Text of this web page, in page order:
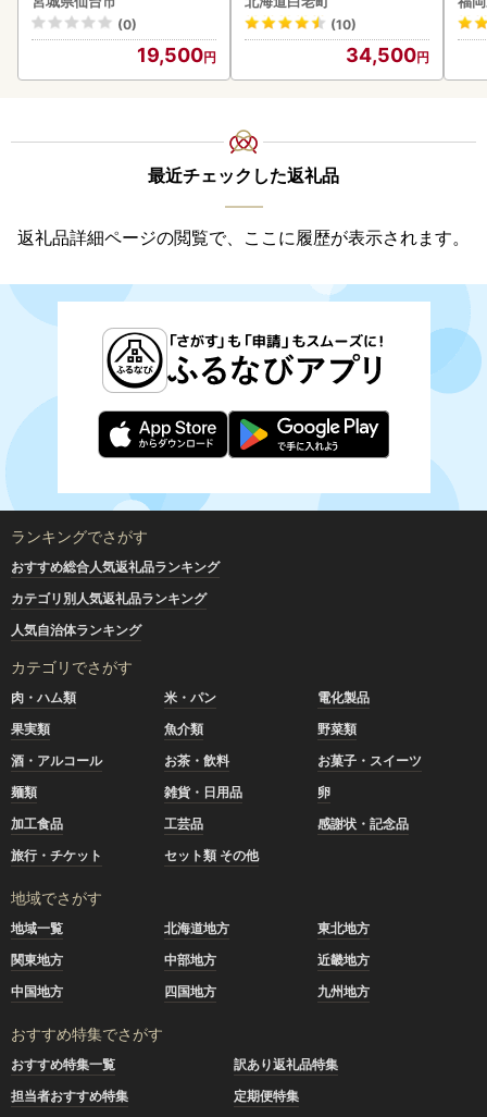
(0)
19,500
0
(10)
34,500
最近チェックした返礼品
返礼品詳細ページの閲覧で、ここに履歴が表示されます。
ランキングでさがす
おすすめ総合人気返礼品ランキング
カテゴリ別人気返礼品ランキング
人気自治体ランキング
カテゴリでさがす
肉・ハム類 米・パン
電化製品
果実類
魚介類
野菜類
酒・アルコール
お茶・飲料
お菓子・スイーツ
麺類
雑貨・日用品
卵
加工食品
工芸品
感謝状・記念品
旅行・チケット
セット類 その他
地域でさがす
地域一覧 北海道地方
東北地方
関東地方
中部地方
近畿地方
中国地方
四国地方 九州地方
おすすめ特集でさがす
おすすめ特集一覧
訳あり返礼品特集
担当者おすすめ特集
定期便特集